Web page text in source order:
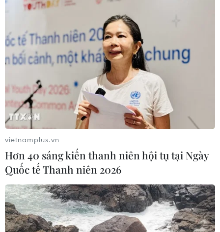
vietnamplus.vn
Hơn 40 sáng kiến thanh niên hội tụ tại Ngày
Quốc tế Thanh niên 2026